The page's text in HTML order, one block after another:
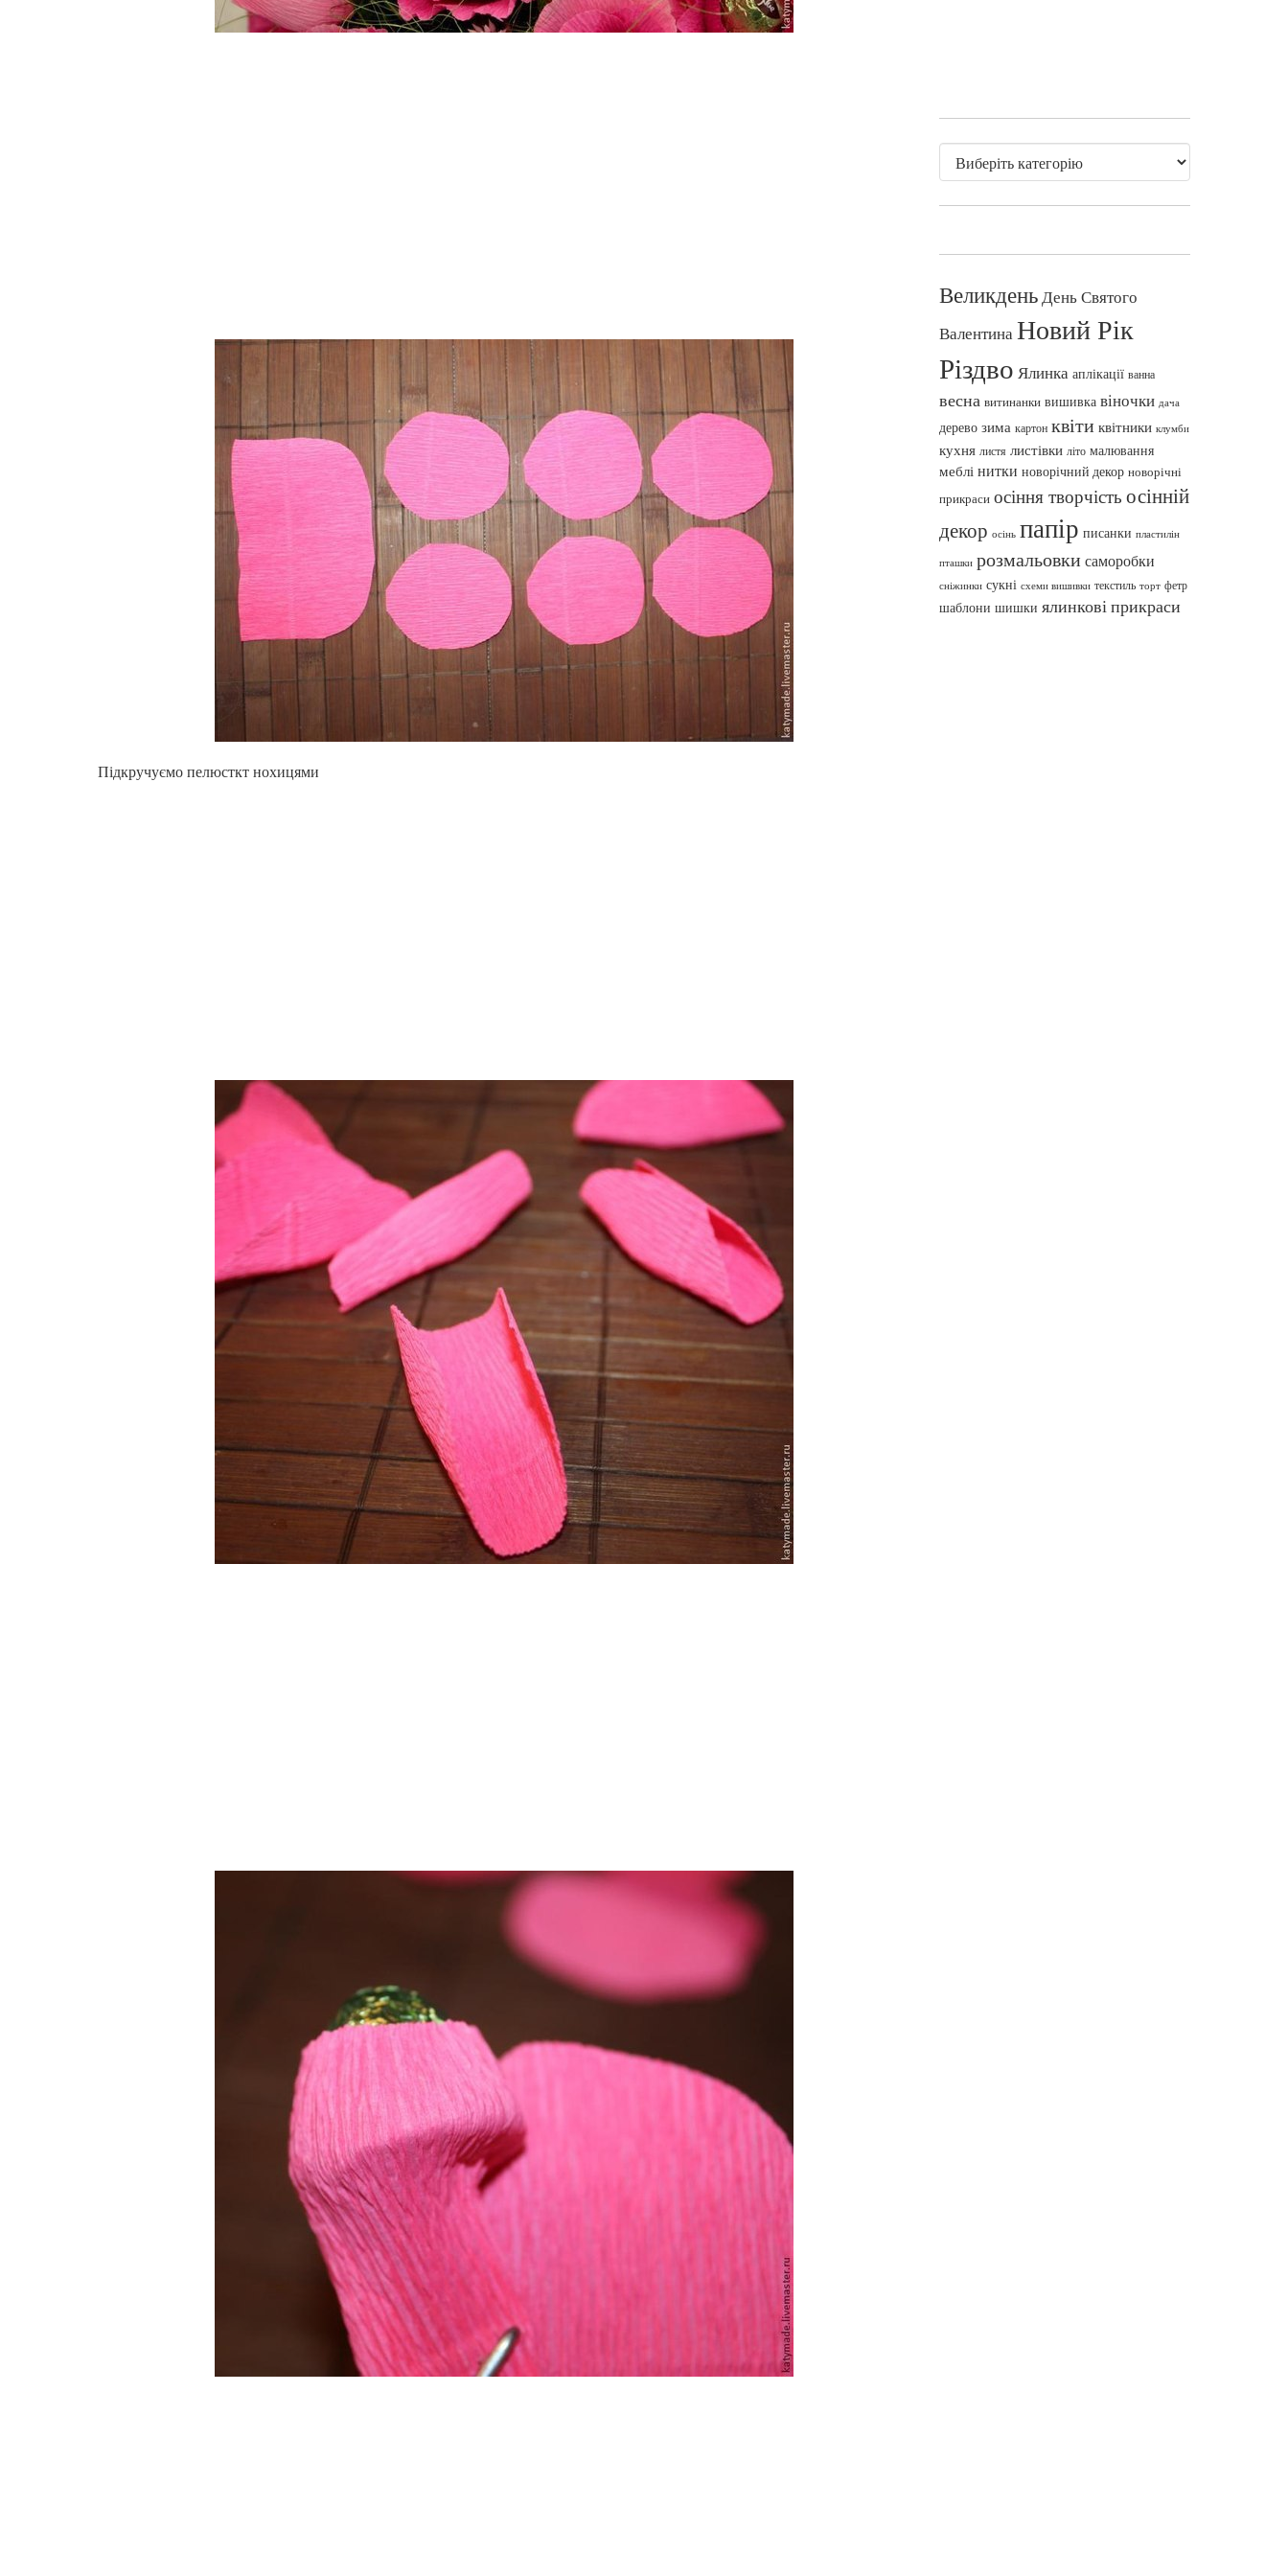
Підкручуємо пелюсткт нохицями
ВеликденьДень Святого
ВалентинаНовий Рік
Різдво Ялинка аплікації ванна
весна витинанки вишивка віночки дача
дерево зима картон квіти квітники клумби
кухня листя листівки літо малювання
меблі нитки новорічний декор новорічні
прикраси осіння творчість осінній
декор осінь папір писанки пластилін
пташки розмальовки саморобки
сніжинки сукні схеми вишивки текстиль торт фетр
шаблони шишки ялинкові прикраси